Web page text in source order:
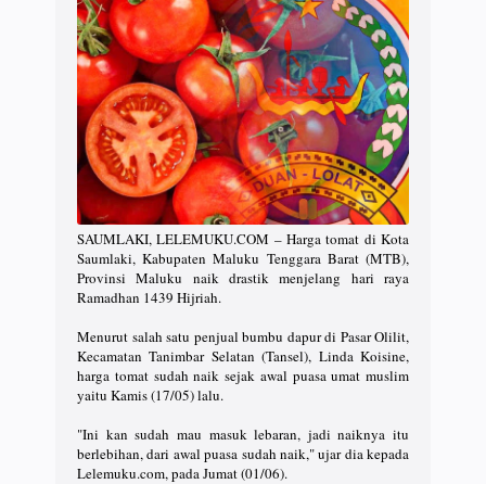
SAUMLAKI, LELEMUKU.COM – Harga tomat di Kota
Saumlaki, Kabupaten Maluku Tenggara Barat (MTB),
Provinsi Maluku naik drastik menjelang hari raya
Ramadhan 1439 Hijriah.
Menurut salah satu penjual bumbu dapur di Pasar Olilit,
Kecamatan Tanimbar Selatan (Tansel), Linda Koisine,
harga tomat sudah naik sejak awal puasa umat muslim
yaitu Kamis (17/05) lalu.
"Ini kan sudah mau masuk lebaran, jadi naiknya itu
berlebihan, dari awal puasa sudah naik," ujar dia kepada
Lelemuku.com, pada Jumat (01/06).